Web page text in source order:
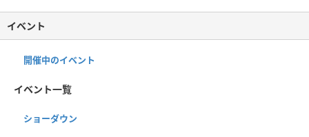
イベント
開催中のイベント
イベント一覧
ショーダウン